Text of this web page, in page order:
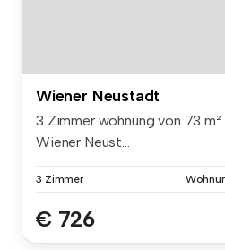
Wiener Neustadt
3 Zimmer wohnung von 73
Wiener Neust...
3 Zimmer
€ 726